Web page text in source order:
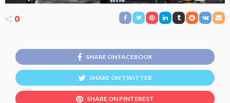
0
SHARE ON FACEBOOK
SHARE ON TWITTER
SHARE ON PINTEREST